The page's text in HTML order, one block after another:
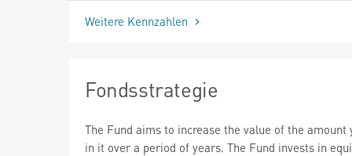
Weitere Kennzahlen
Fondsstrategie
The Fund aims to increase the value of the amount
in it over a period of years. The Fund invests in